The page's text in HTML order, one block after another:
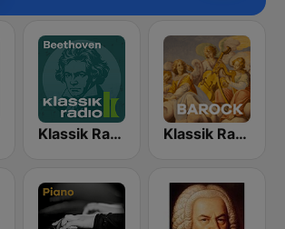
Klassik Radio Beethoven Klassik Radio Barock